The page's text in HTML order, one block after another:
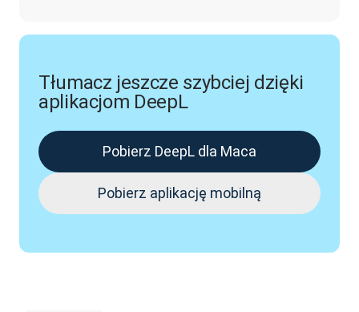
Tłumacz jeszcze szybciej dzięki
aplikacjom DeepL
Pobierz DeepL dla Maca
Pobierz aplikację mobilną